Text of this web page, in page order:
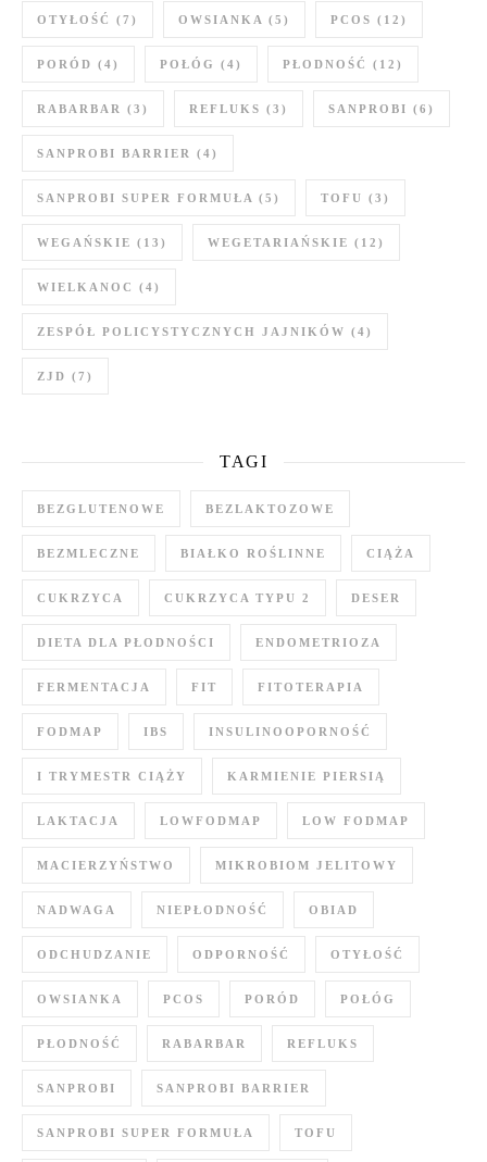
OTYŁOŚĆ (7) OWSIANKA (5) PCOS (12)
PORÓD (4) POŁÓG (4) PŁODNOŚĆ (12)
RABARBAR (3) REFLUKS (3) SANPROBI (6)
SANPROBI BARRIER (4)
SANPROBI SUPER FORMUŁA (5) TOFU (3)
WEGAŃSKIE (13) WEGETARIAŃSKIE (12)
WIELKANOC (4)
ZESPÓŁ POLICYSTYCZNYCH JAJNIKÓW (4)
ZJD (7)
TAGI
BEZGLUTENOWE BEZLAKTOZOWE
BEZMLECZNE BIAŁKO ROŚLINNE CIĄŻA
CUKRZYCA CUKRZYCA TYPU 2 DESER
DIETA DLA PŁODNOŚCI ENDOMETRIOZA
FERMENTACJA FIT FITOTERAPIA
FODMAP IBS INSULINOOPORNOŚĆ
I TRYMESTR CIĄŻY KARMIENIE PIERSIĄ
LAKTACJA LOWFODMAP LOW FODMAP
MACIERZYŃSTWO MIKROBIOM JELITOWY
NADWAGA NIEPŁODNOŚĆ OBIAD
ODCHUDZANIE ODPORNOŚĆ OTYŁOŚĆ
OWSIANKA PCOS PORÓD POŁÓG
PŁODNOŚĆ RABARBAR REFLUKS
SANPROBI SANPROBI BARRIER
SANPROBI SUPER FORMUŁA TOFU